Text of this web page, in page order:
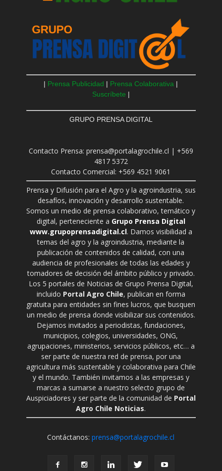
| Prensa Publicidad | Prensa Colaborativa |
Suscríbete |
GRUPO PRENSA DIGITAL
Contacto Prensa: prensa@portalagrochile.cl | +569
4817 5372
Contacto Comercial: +569 4521 9061
Prensa y Difusión para el Agro y la agroindustria, sus
desafíos, innovación y desarrollo sustentable.
Somos un medio de prensa colaborativo, temático y
digital, perteneciente a Grupo Prensa Digital
www.grupoprensadigital.cl. Damos visibilidad a
temas del agro y la agroindustria, mediante la
publicación de contenidos de calidad, con una
audiencia de profesionales de todas las edades y
tomadores de decisión del ámbito público y privado.
Los 5 portales de Noticias de Grupo Prensa Digital,
incluido Portal Agro Chile, publican en forma
gratuita para entidades sin fines lucros, que busquen
un medio de prensa donde visibilizar sus contenidos.
Dejamos invitados a periodistas, fundaciones,
municipios, colegios, universidades, ONG,
agrupaciones, ministerios, servicios públicos, etc… a
ser parte de nuestra red de prensa, por una
agricultura más sustentable y colaborativa para Chile
y el mundo. También invitamos a las empresas y
marcas a sumarse a nuestro selecto grupo de
Auspiciadores y ser parte de la comunidad de Portal
Agro Chile Noticias.
Contáctanos:prensa@portalagrochile.cl